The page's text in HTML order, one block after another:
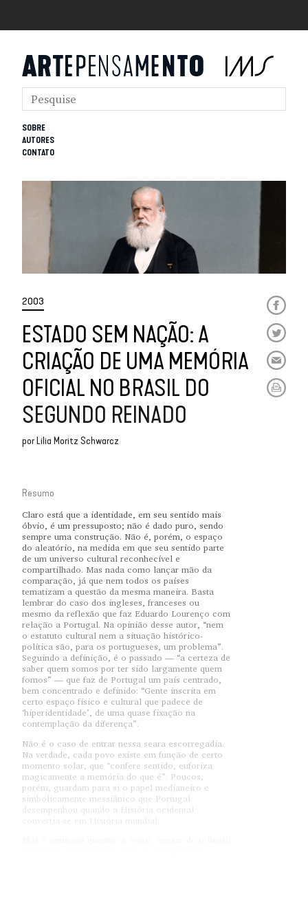
SOBRE
AUTORES
CONTATO
2003
ESTADO SEM NAÇÃO: A
CRIAÇÃO DE UMA MEMÓRIA
OFICIAL NO BRASIL DO
SEGUNDO REINADO
porLilia Moritz Schwarcz
Resumo
Claro está que a identidade, em seu sentido mais
óbvio, é um pressuposto; não é dado puro, sendo
sempre uma construção. Não é, porém, o espaço
do aleatório, na medida em que seu sentido parte
de um universo cultural reconhecível e
compartilhado. Mas nada como lançar mão da
comparação, já que nem todos os países
tematizam a questão da mesma maneira. Basta
lembrar do caso dos ingleses, franceses ou
mesmo da reflexão que faz Eduardo Lourenço com
relação a Portugal. Na opinião desse autor, “nem
o estatuto cultural nem a situação histórico-
política são, para os portugueses, um problema”.
Seguindo a definição, é o passado — “a certeza de
saber quem somos por ter sido largamente quem
fomos” — que faz de Portugal um país centrado,
bem concentrado e definido: “Gente inscrita em
certo espaço físico e cultural que padece de
‘hiperidentidade’, de uma quase fixação na
contemplação da diferença”.
Não é o caso de entrar nessa seara escorregadia.
Na verdade, cada povo existe em função de certo
momento solar, que “confere sentido, euforiza
magicamente a memória do que é”. Poucos,
porém, guardam para si o papel medianeiro e
simbolicamente messiânico que Portugal
desempenhou quando a História ocidental